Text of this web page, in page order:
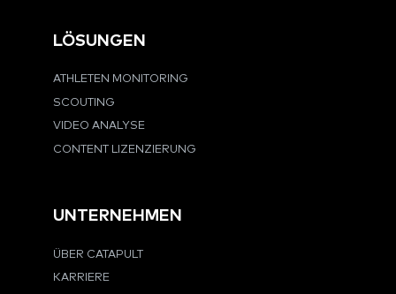
LÖSUNGEN
ATHLETEN MONITORING
SCOUTING
VIDEO ANALYSE
CONTENT LIZENZIERUNG
UNTERNEHMEN
ÜBER CATAPULT
KARRIERE